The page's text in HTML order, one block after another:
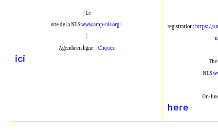
| Le
site de la NLSwww.amp-nls.org
Agenda en ligne –Cliquez
ici
registration:https://
NLS
On-
here